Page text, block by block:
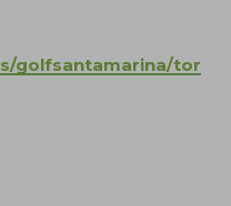
golfsantamarina/tor